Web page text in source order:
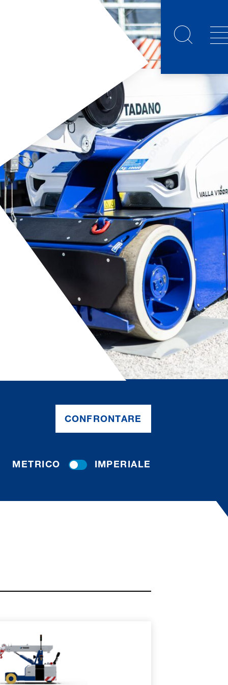
CONFRON­TARE
METRICO IMPERIALE
INFORMAZIONI